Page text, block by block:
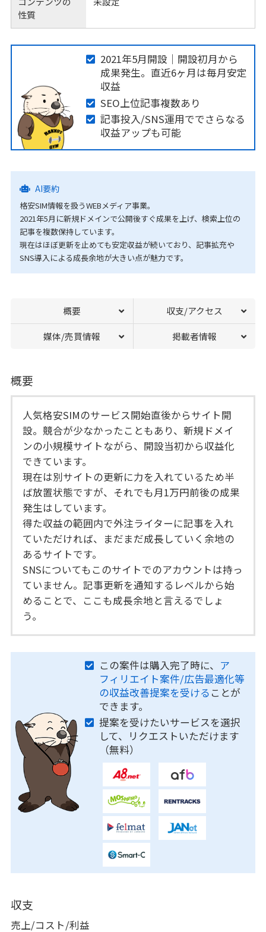
性質
2021年5月開設｜開設初月から
成果発生。直近6ヶ月は毎月安定
収益
SEO上位記事複数あり
記事投入/SNS運用ででさらなる
収益アップも可能
AI要約
格安SIM情報を扱うWEBメディア事業。
2021年5月に新規ドメインで公開後すぐ成果を上げ、検索上位の
記事を複数保持しています。
現在はほぼ更新を止めても安定収益が続いており、記事拡充や
SNS導入による成長余地が大きい点が魅力です。
概要 収支/アクセス
媒体/売買情報 掲載者情報
概要
人気格安SIMのサービス開始直後からサイト開
設。競合が少なかったこともあり、新規ドメイ
ンの小規模サイトながら、開設当初から収益化
できています。
現在は別サイトの更新に力を入れているため半
ば放置状態ですが、それでも月1万円前後の成果
発生はしています。
得た収益の範囲内で外注ライターに記事を入れ
ていただければ、まだまだ成長していく余地の
あるサイトです。
SNSについてもこのサイトでのアカウントは持っ
ていません。記事更新を通知するレベルから始
めることで、ここも成長余地と言えるでしょ
う。
この案件は購入完了時に、 ア
フィリエイト案件/広告最適化等
の収益改善提案を受ける ことが
できます。
提案を受けたいサービスを選択
して、リクエストいただけます
（無料）
収支
売上/コスト/利益